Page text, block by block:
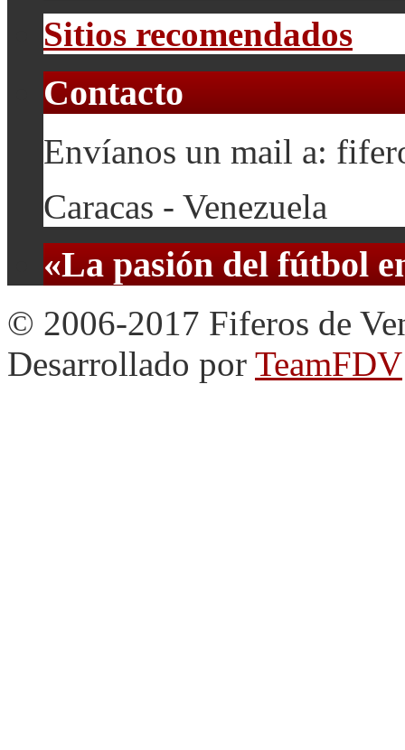
Sitios recomendados
Contacto
Envíanos un mail a:
Caracas - Venezuela
«La pasión del fútbol
© 2006-2017 Fiferos de
Desarrollado por TeamFDV